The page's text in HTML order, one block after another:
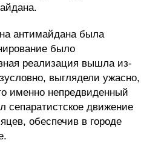
антимайдана была
было
реализация вышла из-
выглядели ужасно,
именно непредвиденный
сепаратистское движение
обеспечив в городе